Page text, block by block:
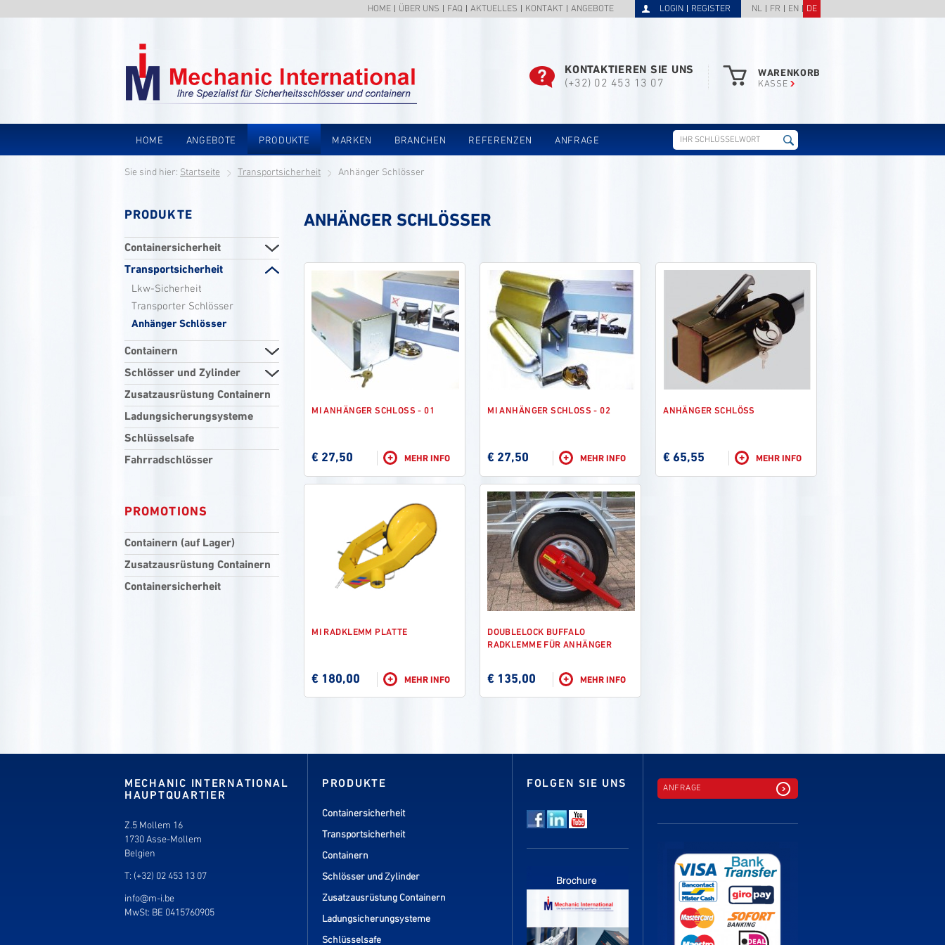
HOME ÜBER UNS FAQ AKTUELLES KONTAKT ANGEBOTE LOGIN REGISTER NL FR EN DE
KONTAKTIEREN SIE UNS
(+32) 02 453 13 07
WARENKORB
KASSE
HOME ANGEBOTE PRODUKTE MARKEN BRANCHEN REFERENZEN ANFRAGE
Sie sind hier: Startseite Transportsicherheit Anhänger Schlösser
PRODUKTE
Containersicherheit
Transportsicherheit
Lkw-Sicherheit
Transporter Schlösser
Anhänger Schlösser
Containern
Schlösser und Zylinder
Zusatzausrüstung Containern
Ladungsicherungsysteme
Schlüsselsafe
Fahrradschlösser
PROMOTIONS
Containern (auf Lager)
Zusatzausrüstung Containern
Containersicherheit
ANHÄNGER SCHLÖSSER
MI ANHÄNGER SCHLOSS - 01
€ 27,50 + MEHR INFO
MI ANHÄNGER SCHLOSS - 02
€ 27,50 + MEHR INFO
ANHÄNGER SCHLÖSS
€ 65,55 + MEHR INFO
MI RADKLEMM PLATTE
€ 180,00 + MEHR INFO
DOUBLELOCK BUFFALO
RADKLEMME FÜR ANHÄNGER
€ 135,00 + MEHR INFO
MECHANIC INTERNATIONAL
HAUPTQUARTIER
Z.5 Mollem 16
1730 Asse-Mollem
Belgien
T: (+32) 02 453 13 07
info@m-i.be
MwSt: BE 0415760905
PRODUKTE
Containersicherheit
Transportsicherheit
Containern
Schlösser und Zylinder
Zusatzausrüstung Containern
Ladungsicherungsysteme
Schlüsselsafe
FOLGEN SIE UNS ANFRAGE